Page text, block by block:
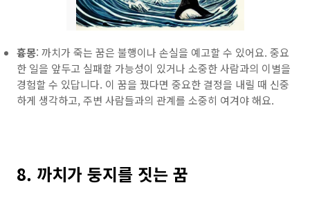
흉몽: 까치가 죽는 꿈은 불행이나 손실을 예고할 수 있어요. 중요
한 일을 앞두고 실패할 가능성이 있거나 소중한 사람과의 이별을
경험할 수 있답니다. 이 꿈을 꿨다면 중요한 결정을 내릴 때 신중
하게 생각하고, 주변 사람들과의 관계를 소중히 여겨야 해요.
8. 까치가 둥지를 짓는 꿈